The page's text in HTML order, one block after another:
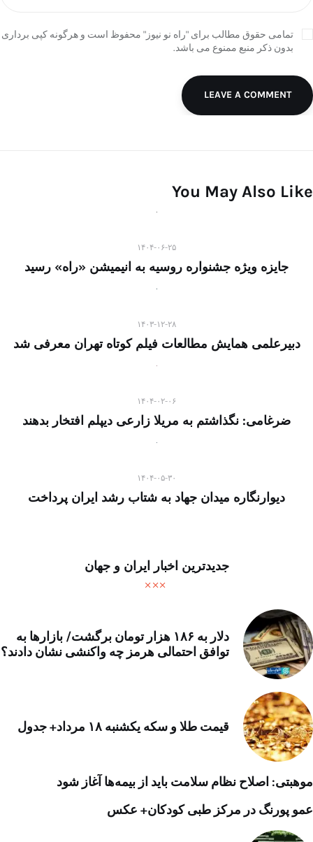
تمامی حقوق مطالب برای "راه نو نیوز" محفوظ است و هرگونه کپی برداری
بدون ذکر منبع ممنوع می باشد.
LEAVE A COMMENT
You May Also Like
۱۴۰۴-۰۶-۲۵
جایزه ویژه جشنواره روسیه به انیمیشن «راه» رسید
۱۴۰۳-۱۲-۲۸
دبیرعلمی همایش مطالعات فیلم کوتاه تهران معرفی شد
۱۴۰۴-۰۲-۰۶
ضرغامی: نگذاشتم به مریلا زارعی دیپلم افتخار بدهند
۱۴۰۴-۰۵-۳۰
دیوارنگاره میدان جهاد به شتاب رشد ایران پرداخت
جدیدترین اخبار ایران و جهان
دلار به ۱۸۶ هزار تومان برگشت/ بازارها به
توافق احتمالی هرمز چه واکنشی نشان دادند؟
قیمت طلا و سکه یکشنبه ۱۸ مرداد+ جدول
موهبتی: اصلاح نظام سلامت باید از بیمه‌ها آغاز شود
عمو پورنگ در مرکز طبی کودکان+ عکس